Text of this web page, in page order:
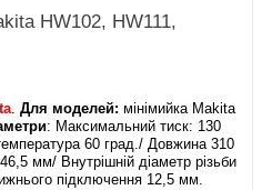
HW102, HW111,
.Для моделей: мінімийка Makita
: Максимальний тиск: 130
60 град./ Довжина 310
мм/ Внутрішній діаметр різьби
підключення 12,5 мм.